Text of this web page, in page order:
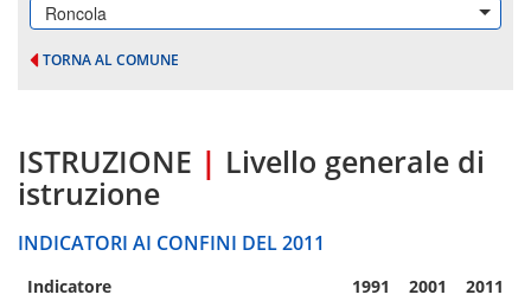
Roncola
TORNA AL COMUNE
ISTRUZIONE | Livello generale di
istruzione
INDICATORI AI CONFINI DEL 2011
Indicatore 1991 2001 2011